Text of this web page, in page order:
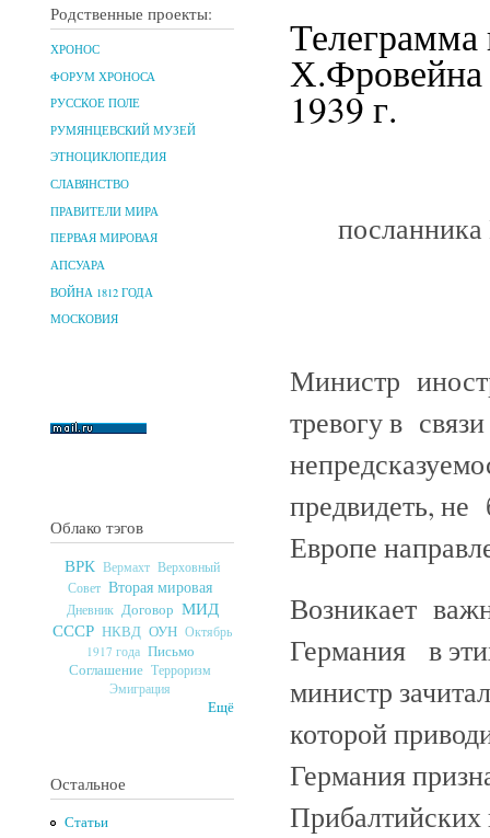
Родственные проекты:
ХРОНОС
ФОРУМ ХРОНОСА
РУССКОЕ ПОЛЕ
РУМЯНЦЕВСКИЙ МУЗЕЙ
ЭТНОЦИКЛОПЕДИЯ
СЛАВЯНСТВО
ПРАВИТЕЛИ МИРА
ПЕРВАЯ МИРОВАЯ
АПСУАРА
ВОЙНА 1812 ГОДА
МОСКОВИЯ
Облако тэгов
ВРК Вермахт Верховный
Совет Вторая мировая
Дневник Договор МИД
СССР НКВД ОУН Октябрь
1917 года Письмо
Соглашение Терроризм
Эмиграция
Ещё
Остальное
Статьи
Телеграмма
Х.Фровейна
1939 г.
Министр
тревогу в
предвидеть, не
Европе
Возникает
Германия в
министр
которой
Германия
Прибалтийских